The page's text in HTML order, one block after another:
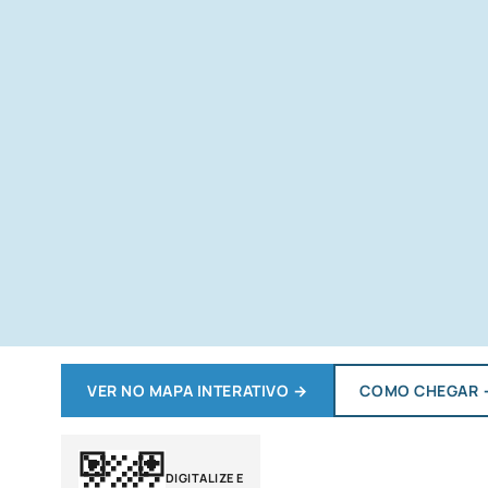
VER NO MAPA INTERATIVO → COMO CHEGAR
DIGITALIZE E